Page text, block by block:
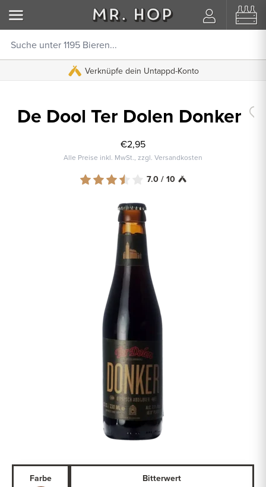
Verknüpfe dein Untappd-Konto
De Dool Ter Dolen Donker
€2,95
Alle Preise inkl. MwSt., zzgl. Versandkosten
7.0 / 10
Farbe Bitterwert